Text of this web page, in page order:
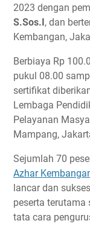
2023 dengan
S.Sos.I, dan
Kembangan,
Berbiaya Rp
pukul 08.00
sertifikat
Lembaga
Pelayanan
Mampang,
Sejumlah 70
Azhar
lancar dan
peserta terutama
tata cara